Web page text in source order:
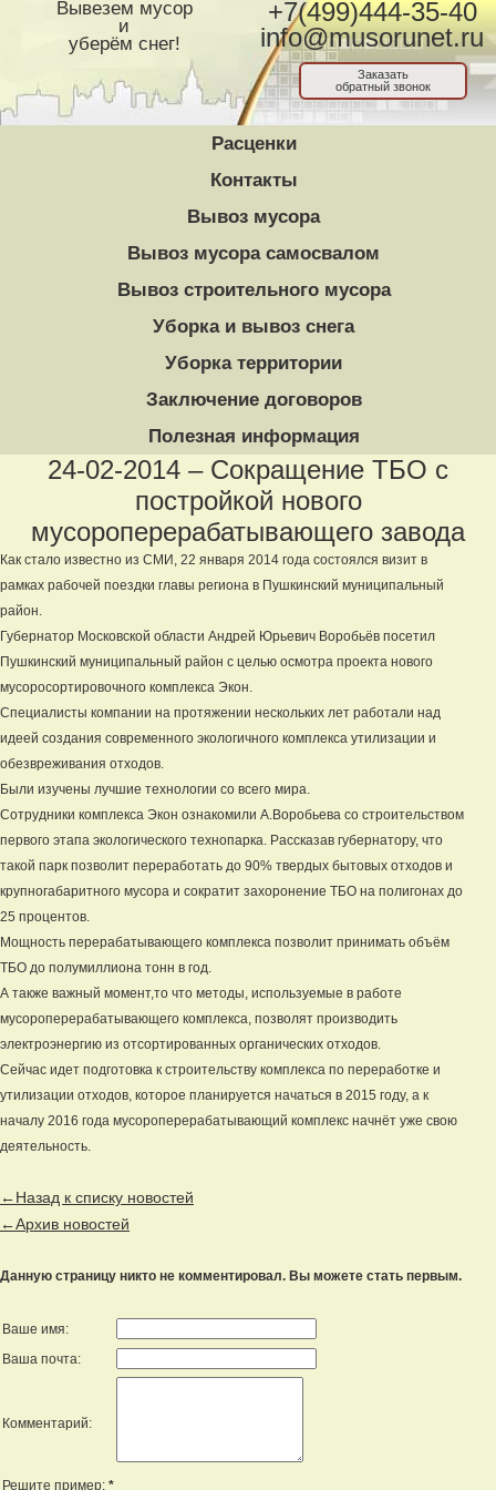
Вывезем мусор
и
уберём снег!
+7(499)444-35-40
info@musorunet.ru
Заказать
обратный звонок
Расценки
Контакты
Вывоз мусора
Вывоз мусора самосвалом
Вывоз строительного мусора
Уборка и вывоз снега
Уборка территории
Заключение договоров
Полезная информация
24-02-2014 – Сокращение ТБО с
постройкой нового
мусороперерабатывающего завода
Как стало известно из СМИ, 22 января 2014 года состоялся визит в
рамках рабочей поездки главы региона в Пушкинский муниципальный
район.
Губернатор Московской области Андрей Юрьевич Воробьёв посетил
Пушкинский муниципальный район с целью осмотра проекта нового
мусоросортировочного комплекса Экон.
Специалисты компании на протяжении нескольких лет работали над
идеей создания современного экологичного комплекса утилизации и
обезвреживания отходов.
Были изучены лучшие технологии со всего мира.
Сотрудники комплекса Экон ознакомили А.Воробьева со строительством
первого этапа экологического технопарка. Рассказав губернатору, что
такой парк позволит переработать до 90% твердых бытовых отходов и
крупногабаритного мусора и сократит захоронение ТБО на полигонах до
25 процентов.
Мощность перерабатывающего комплекса позволит принимать объём
ТБО до полумиллиона тонн в год.
А также важный момент,то что методы, используемые в работе
мусороперерабатывающего комплекса, позволят производить
электроэнергию из отсортированных органических отходов.
Сейчас идет подготовка к строительству комплекса по переработке и
утилизации отходов, которое планируется начаться в 2015 году, а к
началу 2016 года мусороперерабатывающий комплекс начнёт уже свою
деятельность.
←Назад к списку новостей
←Архив новостей
Данную страницу никто не комментировал. Вы можете стать первым.
Ваше имя:
Ваша почта:
Комментарий:
Решите пример: *